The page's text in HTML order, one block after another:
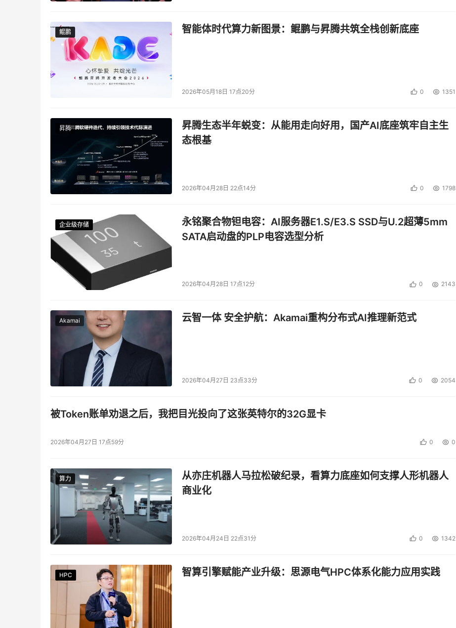
鲲鹏
鲲鹏 智能体时代算力新图景：鲲鹏与昇腾共筑全栈创新底座
2026年05月18日 17点20分 0 1351
昇腾
昇腾生态半年蜕变：从能用走向好用，国产AI底座筑牢自主生
态根基
2026年04月28日 22点14分 0 1798
企业级存储
企业级存储
企业级存储
企业级存储
永铭聚合物钽电容：AI服务器E1.S/E3.S SSD与U.2超薄5mm
SATA启动盘的PLP电容选型分析
2026年04月28日 17点12分 0 2143
Akamai 云智一体 安全护航：Akamai重构分布式AI推理新范式
2026年04月27日 23点33分 0 2054
被Token账单劝退之后，我把目光投向了这张英特尔的32G显卡
2026年04月27日 17点59分 0 0
算力
算力
从亦庄机器人马拉松破纪录，看算力底座如何支撑人形机器人
商业化
2026年04月24日 22点31分 0 1342
HPC
HPC
HPC
HPC
HPC
HPC 智算引擎赋能产业升级：思源电气HPC体系化能力应用实践